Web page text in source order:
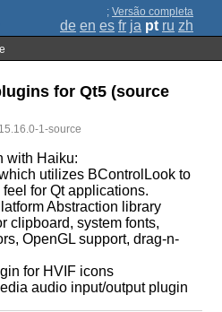
; Versão completa
de en es fr ja pt ru zh
for Qt5 (source
1-source
with Haiku:
utilizes BControlLook to
for Qt applications.
Abstraction library
clipboard, system fonts,
OpenGL support, drag-n-
for HVIF icons
audio input/output plugin